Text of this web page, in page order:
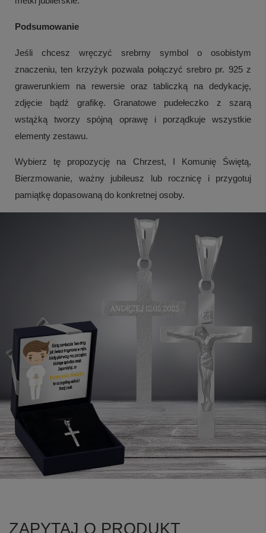
Podsumowanie
Jeśli chcesz wręczyć srebrny symbol o osobistym
znaczeniu, ten krzyżyk pozwala połączyć srebro pr. 925 z
grawerunkiem na rewersie oraz tabliczką na dedykację,
zdjęcie bądź grafikę. Granatowe pudełeczko z szarą
wstążką tworzy spójną oprawę i porządkuje wszystkie
elementy zestawu.
Wybierz tę propozycję na Chrzest, I Komunię Świętą,
Bierzmowanie, ważny jubileusz lub rocznicę i przygotuj
pamiątkę dopasowaną do konkretnej osoby.
ZAPYTAJ O PRODUKT